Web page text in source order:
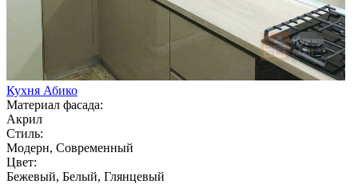
Кухня Абико
Материал фасада:
Акрил
Стиль:
Модерн, Современный
Цвет:
Бежевый, Белый, Глянцевый